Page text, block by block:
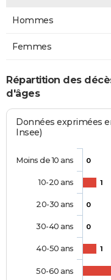
Hommes
Femmes
Répartition des
d'âges
Données exprimées
Insee)
0
1
0
0
1
Moins de 10 ans
10-20 ans
20-30 ans
30-40 ans
40-50 ans
50-60 ans